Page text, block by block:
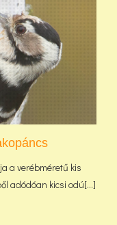
a verébméretű kis
adódóan kicsi odú[...]